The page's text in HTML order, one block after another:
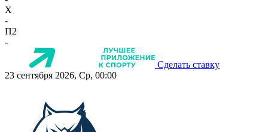
X
-
П2
-
Сделать ставку
23 сентября 2026, Ср, 00:00